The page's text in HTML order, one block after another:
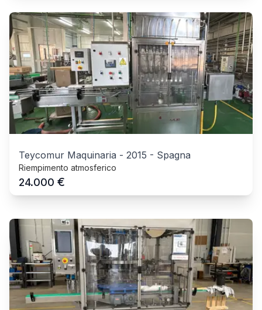
Teycomur Maquinaria - 2015 - Spagna
Riempimento atmosferico
24.000 €